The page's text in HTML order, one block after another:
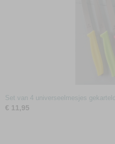
Set van 4 universeelmesjes gekarteld
€ 11,95